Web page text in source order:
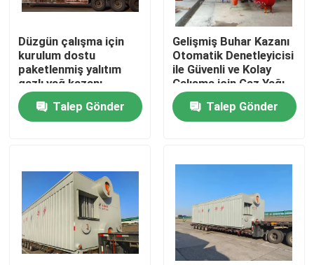
Fabrika turu
Kalite kontrol
Bize Ulaşın
Haberler
Bir teklif isteği
Gaz Yağ Kazanı
Düzgün çalışma için
kurulum dostu
paketlenmiş yalıtım
gazlı yağ kazanı
Talep Gönder
Gelişmiş Buhar Kazanı
Otomatik Denetleyicisi
ile Güvenli ve Kolay
Çalışma için Gaz Yağı
Kazanı
Talep Gönder